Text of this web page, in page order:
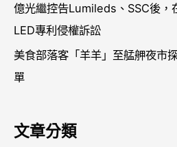
億光繼控告Lumileds、SSC後，
LED專利侵權訴訟
美食部落客「羊羊」至艋舺夜市
單
文章分類